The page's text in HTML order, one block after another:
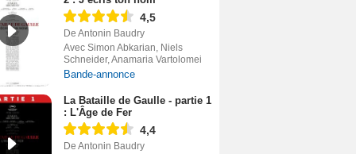
4,5
De Antonin Baudry
Avec Simon Abkarian, Niels
Schneider, Anamaria Vartolomei
Bande-annonce
La Bataille de Gaulle - partie 1
: L'Âge de Fer
4,4
De Antonin Baudry